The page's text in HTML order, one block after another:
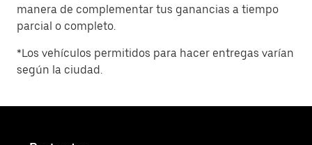
manera de complementar tus ganancias a tiempo
parcial o completo.
*Los vehículos permitidos para hacer entregas varían
según la ciudad.